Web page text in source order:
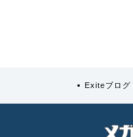
Exiteブログ